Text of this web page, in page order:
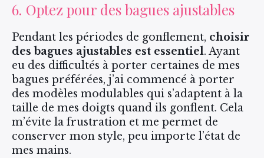
6. Optez pour des bagues ajustables
Pendant les périodes de gonflement, choisir
des bagues ajustables est essentiel. Ayant
eu des difficultés à porter certaines de mes
bagues préférées, j’ai commencé à porter
des modèles modulables qui s’adaptent à la
taille de mes doigts quand ils gonflent. Cela
m’évite la frustration et me permet de
conserver mon style, peu importe l’état de
mes mains.